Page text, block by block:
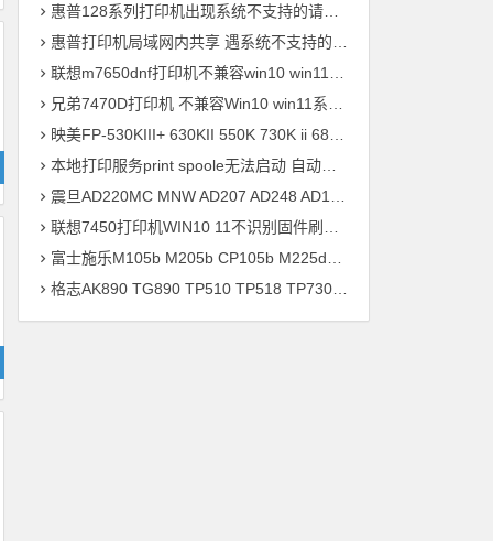
惠普128系列打印机出现系统不支持的请求命令 完美解决方案
惠普打印机局域网内共享 遇系统不支持的请求命令 错误快速解决问题
联想m7650dnf打印机不兼容win10 win11系统 安装不上打印机驱动程序快速解决方案
兄弟7470D打印机 不兼容Win10 win11系统 驱动安装不上 升级兼容固件程序 快速解决方案
映美FP-530KIII+ 630KII 550K 730K ii 680K 830K打印机驱动安装
本地打印服务print spoole无法启动 自动掉线问题 快速解决方案
震旦AD220MC MNW AD207 AD248 AD181 AD239 ADC218打印机驱动安装
联想7450打印机WIN10 11不识别固件刷机驱动安装
富士施乐M105b M205b CP105b M225dw M218fw P355d打印机驱动安装
格志AK890 TG890 TP510 TP518 TP730 TP734 TP733打印机驱动安装